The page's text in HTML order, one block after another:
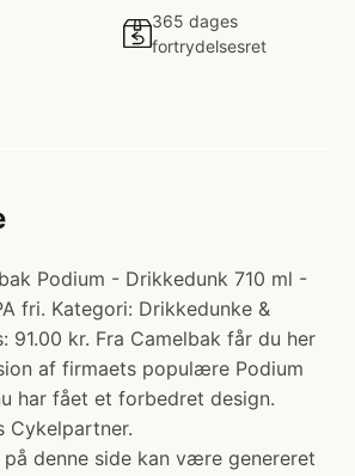
365 dages
fortrydelsesret
Podium - Drikkedunk 710 ml -
fri. Kategori: Drikkedunke &
91.00 kr. Fra Camelbak får du her
af firmaets populære Podium
har fået et forbedret design.
Cykelpartner.
denne side kan være genereret